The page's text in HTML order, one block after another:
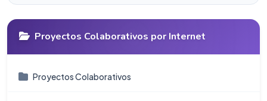
Proyectos Colaborativos por Internet
Proyectos Colaborativos